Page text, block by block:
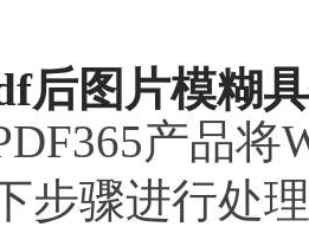
后图片模糊
产品将
步骤进行处